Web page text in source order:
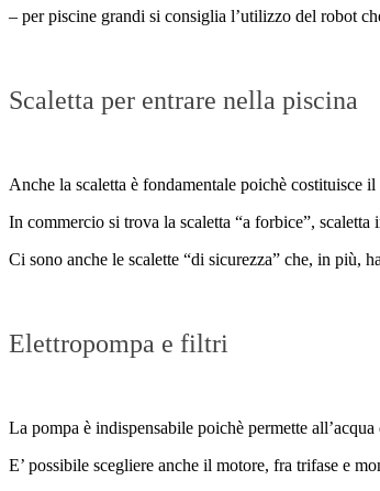
– per piscine grandi si consiglia l’utilizzo del robot
Scaletta per entrare nella piscina
Anche la scaletta è fondamentale poichè costituisce
In commercio si trova la scaletta “a forbice”,
Ci sono anche le scalette “di sicurezza” che, in più,
Elettropompa e filtri
La pompa è indispensabile poichè permette
E’ possibile scegliere anche il motore, fra trifase e